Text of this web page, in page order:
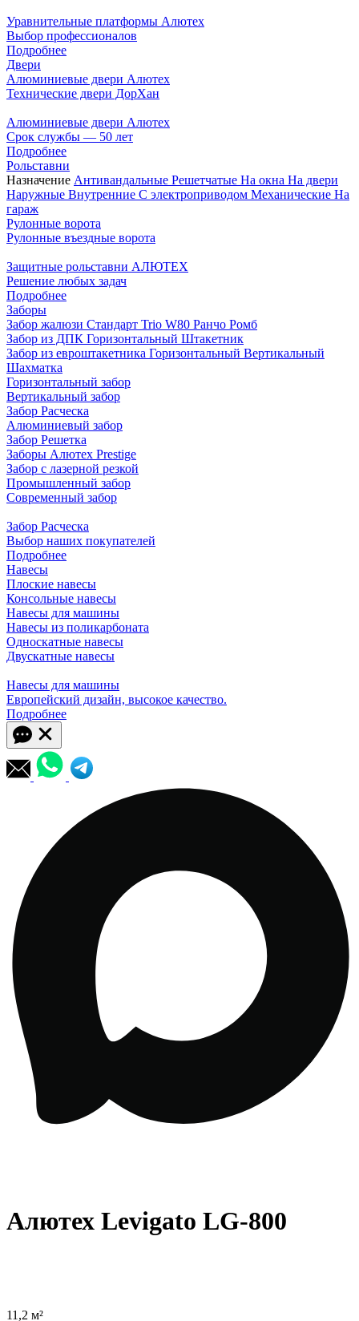
Уравнительные платформы Алютех
Выбор профессионалов
Подробнее
Двери
Алюминиевые двери Алютех
Технические двери ДорХан
Алюминиевые двери Алютех
Срок службы — 50 лет
Подробнее
Рольставни
Назначение Антивандальные Решетчатые На окна На двери
Наружные Внутренние С электроприводом Механические На
гараж
Рулонные ворота
Рулонные въездные ворота
Защитные рольставни АЛЮТЕХ
Решение любых задач
Подробнее
Заборы
Забор жалюзи Стандарт Trio W80 Ранчо Ромб
Забор из ДПК Горизонтальный Штакетник
Забор из евроштакетника Горизонтальный Вертикальный
Шахматка
Горизонтальный забор
Вертикальный забор
Забор Расческа
Алюминиевый забор
Забор Решетка
Заборы Алютех Prestige
Забор с лазерной резкой
Промышленный забор
Современный забор
Забор Расческа
Выбор наших покупателей
Подробнее
Навесы
Плоские навесы
Консольные навесы
Навесы для машины
Навесы из поликарбоната
Односкатные навесы
Двускатные навесы
Навесы для машины
Европейский дизайн, высокое качество.
Подробнее
Алютех Levigato LG-800
11,2 м²